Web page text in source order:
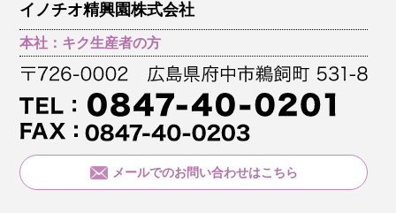
イノチオ精興園株式会社
本社：キク生産者の方
メールでのお問い合わせはこちら